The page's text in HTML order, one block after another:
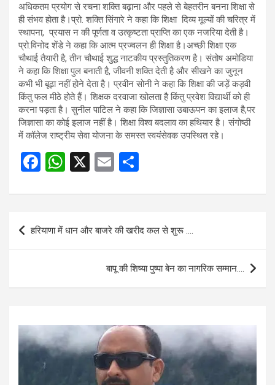
अधिकतम प्रयोग से रचना शक्ति बढ़ाना और पहले से बेहतरीन बनना शिक्षा से
ही संभव होता है।प्रो. शक्ति सिंगारे ने कहा कि शिक्षा दिव्य मूल्यों की चरित्र में
स्थापना, प्रयास न की पूर्णता व उत्कृष्टता प्राप्ति का एक नजरिया देती है।
प्रो.विनोद शेंडे ने कहा कि आत्म प्रज्वलन ही शिक्षा है।अच्छी शिक्षा एक
चौथाई तैयारी है, तीन चौथाई शुद्ध नाटकीय प्रस्तुतिकरण है। संतोष अमोडिया
ने कहा कि शिक्षा पुल बनाती है, जीवनी शक्ति देती है और सीखने का जुनून
कभी भी बूढ़ा नहीं होने देता है। प्रवीन सोनी ने कहा कि शिक्षा की जड़ें कड़वी
किंतु फल मीठे होते हैं। शिक्षक दरवाजा खोलता है किंतु प्रवेश विद्यार्थी को ही
करना पड़ता है। सुनील पाटिल ने कहा कि जिज्ञासा उबाऊपन का इलाज है,पर
जिज्ञासा का कोई इलाज नहीं है। शिक्षा विश्व बदलाव का हथियार है। संगोष्ठी
में कॉलेज राष्ट्रीय सेवा योजना के समस्त स्वयंसेवक उपस्थित रहे।
F
ce
o
W
at
A
X
E
ail ar
Post
navigation
हरियाणा में धान और बाजरे की खरीद कल से शुरू ….
बापू की शिष्या पुष्पा बेन का नागरिक सम्मान….